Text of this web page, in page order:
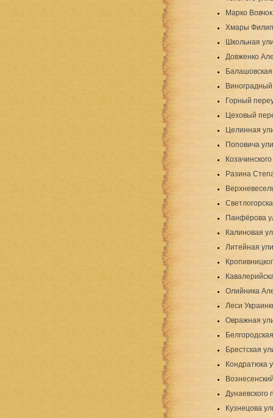
Марко
Хмары
Школьная
Довженко
Горный
Цеховый
Целинная
Поповича
Разина
Панфёрова
Калиновая
Литейная
Олийника
Леси
Овражная
Брестская
Кондратюка
Дунаевского
Кузнецова